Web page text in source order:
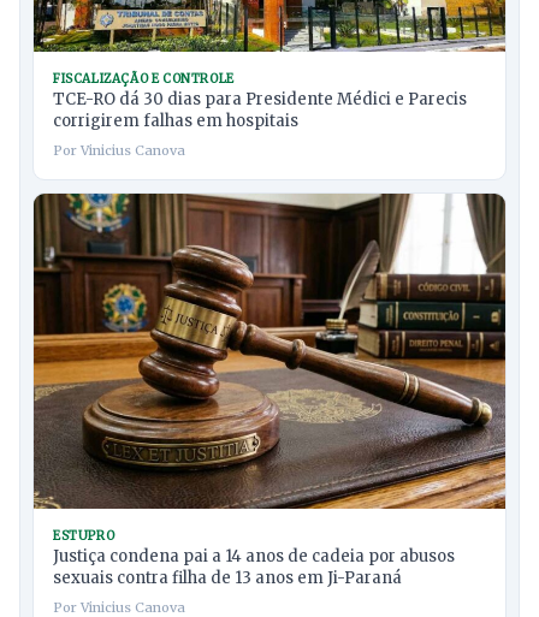
FISCALIZAÇÃO E CONTROLE
TCE-RO dá 30 dias para Presidente Médici e Parecis
corrigirem falhas em hospitais
Por Vinicius Canova
ESTUPRO
Justiça condena pai a 14 anos de cadeia por abusos
sexuais contra filha de 13 anos em Ji-Paraná
Por Vinicius Canova